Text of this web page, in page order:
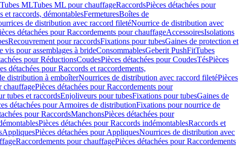
Tubes MLTubes ML pour chauffageRaccordsPièces détachées pour
et raccords, démontablesFermeturesBoîtes de
de distribution avec raccord filetéNourrice de distribution avec
détachées pour Raccordements pour chauffageAccessoiresIsolations
Recouvrement pour raccordsFixations pour tubesGaines de protection et
vis pour assemblages à brideConsommablesGeberit PushFitTubes
pour RéductionsCoudesPièces détachées pour CoudesTésPièces
détachées pour Raccords et raccordements,
distribution à emboîterNourrices de distribution avec raccord filetéPièces
chauffagePièces détachées pour Raccordements pour
tubes et raccordsEnjoliveurs pour tubesFixations pour tubesGaines de
détachées pour Armoires de distributionFixations pour nourrice de
pour RaccordsManchonsPièces détachées pour
Pièces détachées pour Raccords indémontablesRaccords et
AppliquesPièces détachées pour AppliquesNourrices de distribution avec
Raccordements pour chauffagePièces détachées pour Raccordements